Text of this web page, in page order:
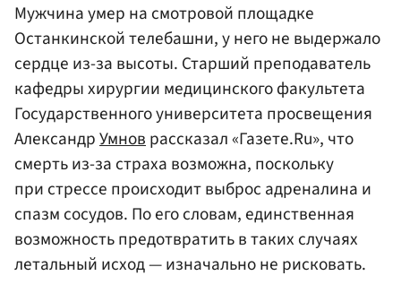
Мужчина умер на смотровой площадке
Останкинской телебашни, у него не выдержало
сердце из-за высоты. Старший преподаватель
кафедры хирургии медицинского факультета
Государственного университета просвещения
АлександрУмноврассказал «Газете.Ru», что
смерть из-за страха возможна, поскольку
при стрессе происходит выброс адреналина и
спазм сосудов. По его словам, единственная
возможность предотвратить в таких случаях
летальный исход — изначально не рисковать.